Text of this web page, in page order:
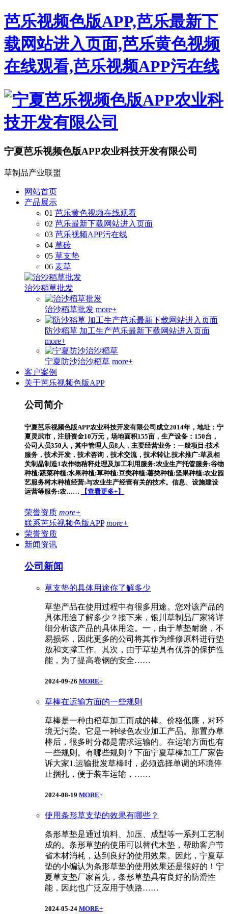
芭乐视频色版APP,芭乐最新下
载网站进入页面,芭乐黄色视频
在线观看,芭乐视频APP污在线
宁夏芭乐视频色版APP农业科技开发有限公司
草制品产业联盟
网站首页
产品展示
01 芭乐黄色视频在线观看
02 芭乐最新下载网站进入页面
03 芭乐视频APP污在线
04 草砖
05 草支垫
06 麦草
治沙稻草批发
治沙稻草批发 more+
防沙稻草 加工生产芭乐最新下载网站进入页面
more+
宁夏防沙治沙稻草 more+
客户案例
关于芭乐视频色版APP
公司简介
宁夏芭乐视频色版APP农业科技开发有限公司成立2014年，地址：宁
夏灵武市，注册资金10万元，场地面积155亩，生产设备：150台，
公司人员350人，其中管理人员8人，主要经营业务：一般项目:技术
服务，技术开发，技术咨询，技术交流，技术转让.技术推广:草及相
关制晶制造1农作物秸秆处理及加工利用服务:农业生产托管服务:谷物
种植:蔬菜种植:水果种植:草种植:豆类种植:薯类种植:坚果种植:农业园
艺服务树木种植经营:与农业生产经营有关的技术。信息、设施建设
运营等服务:农……
【查看更多+】
荣誉资质 more+
联系芭乐视频色版APP more+
荣誉资质
新闻资讯
公司新闻
草支垫的具体用途你了解多少
草垫产品在使用过程中有很多用途。您对该产品的
具体用途了解多少？接下来，银川草制品厂家将详
细分析该产品的具体用途。一，由于草垫耐磨，不
易损坏，因此更多的公司将其作为维修原料进行垫
放和支撑工作。其次，由于草垫具有优异的保护性
能，为了提高卷钢的安全……
2024-09-26 MORE+
草棒在运输方面的一些规则
草棒是一种由稻草加工而成的棒。价格低廉，对环
境无污染。它是一种绿色农业加工产品。那置办草
棒后，很多时分都是需求运输的。在运输方面也有
一些规则。有哪些规则？下面宁夏草棒加工厂家告
诉大家1.运输批发草棒时，必须选择单调的环境停
止捆扎，便于装车运输，……
2024-08-19 MORE+
使用条形草支垫的效果有哪些？
条形草垫是通过填料、加压、成型等一系列工艺制
成的。条形草垫的使用可以替代木垫，帮助客户节
省木材消耗，达到良好的使用效果。因此，宁夏草
垫的小编认为条形草垫的使用效果还是很好的！宁
夏草支垫厂家首先，条形草垫具有良好的防滑性
能，因此也广泛应用于铁路……
2024-05-24 MORE+